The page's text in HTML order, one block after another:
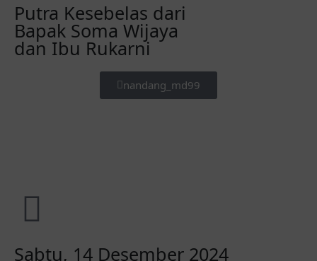
Putra Kesebelas dari
Bapak Soma Wijaya
dan Ibu Rukarni
nandang_md99
Sabtu, 14 Desember 2024